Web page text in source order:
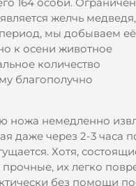
желчь медведя,
мы добываем её
к осени животное
количество
благополучно
ножа немедленно
даже через 2-3 часа
Хотя,
их легко
без помощи